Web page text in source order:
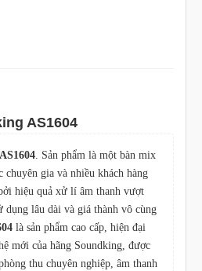
AS1604
. Sản phẩm là một bàn mix
chuyên gia và nhiều khách hàng
hiệu quả xử lí âm thanh vượt
dụng lâu dài và giá thành vô cùng
là sản phẩm cao cấp, hiện đại
mới của hãng Soundking, được
thu chuyên nghiệp, âm thanh